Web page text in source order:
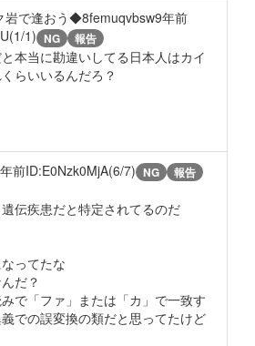
岩で逢おう◆8femuqvbsw9年前
1) NG 報告
本当に勘違いしてる日本人はカイ
らいいるんだろ？
前ID:E0Nzk0MjA(6/7) NG 報告
伝疾患だと特定されてるのだ
ってたな
だ？
で「ファ」または「カ」で一致す
での誤変換の類だと思ってたけど